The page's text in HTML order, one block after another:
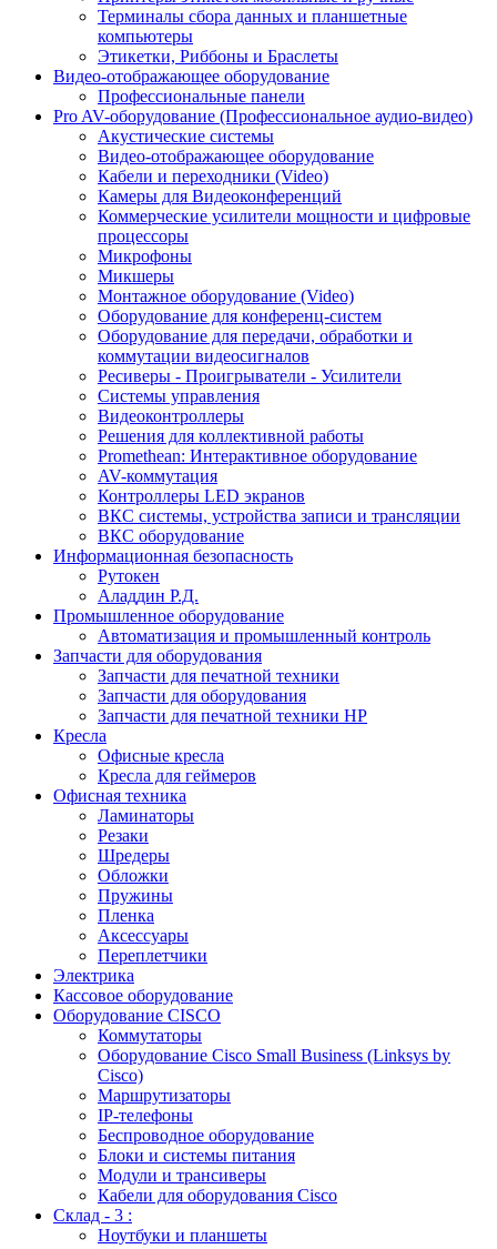
Терминалы сбора данных и планшетные
компьютеры
Этикетки, Риббоны и Браслеты
Видео-отображающее оборудование
Профессиональные панели
Pro AV-оборудование (Профессиональное аудио-видео)
Акустические системы
Видео-отображающее оборудование
Кабели и переходники (Video)
Камеры для Видеоконференций
Коммерческие усилители мощности и цифровые
процессоры
Микрофоны
Микшеры
Монтажное оборудование (Video)
Оборудование для конференц-систем
Оборудование для передачи, обработки и
коммутации видеосигналов
Ресиверы - Проигрыватели - Усилители
Системы управления
Видеоконтроллеры
Решения для коллективной работы
Promethean: Интерактивное оборудование
AV-коммутация
Контроллеры LED экранов
ВКС системы, устройства записи и трансляции
ВКС оборудование
Информационная безопасность
Рутокен
Аладдин Р.Д.
Промышленное оборудование
Автоматизация и промышленный контроль
Запчасти для оборудования
Запчасти для печатной техники
Запчасти для оборудования
Запчасти для печатной техники HP
Кресла
Офисные кресла
Кресла для геймеров
Офисная техника
Ламинаторы
Резаки
Шредеры
Обложки
Пружины
Пленка
Аксессуары
Переплетчики
Электрика
Кассовое оборудование
Оборудование CISCO
Коммутаторы
Оборудование Cisco Small Business (Linksys by
Cisco)
Маршрутизаторы
IP-телефоны
Беспроводное оборудование
Блоки и системы питания
Модули и трансиверы
Кабели для оборудования Cisco
Склад - 3 :
Ноутбуки и планшеты